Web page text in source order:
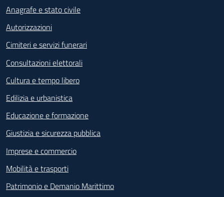
Anagrafe e stato civile
Autorizzazioni
Cimiteri e servizi funerari
Consultazioni elettorali
Cultura e tempo libero
Edilizia e urbanistica
Educazione e formazione
Giustizia e sicurezza pubblica
Imprese e commercio
Mobilità e trasporti
Patrimonio e Demanio Marittimo